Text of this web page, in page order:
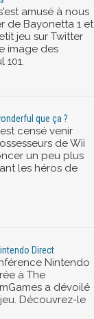
amusé à nous
de Bayonetta 1 et
jeu sur Twitter
image des
101.
que ça ?
censé venir
de Wii
un peu plus
les héros de
Direct
Nintendo
à The
a dévoilé
Découvrez-le